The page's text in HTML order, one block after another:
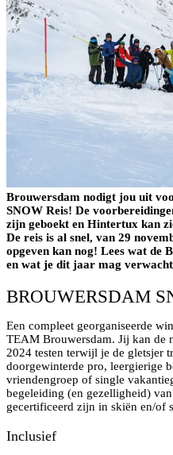
Brouwersdam nodigt jou uit
SNOW Reis! De
zijn geboekt en Hintertux kan
De reis is al snel, van 29
opgeven kan nog! Lees wat de
en wat je dit jaar mag
BROUWERSDAM
Een compleet georganiseerde
TEAM Brouwersdam. Jij kan de
2024 testen terwijl je de gletsjer
doorgewinterde pro, leergierige
vriendengroep of single
begeleiding (en gezelligheid)
gecertificeerd zijn in skiën en/of
Inclusief